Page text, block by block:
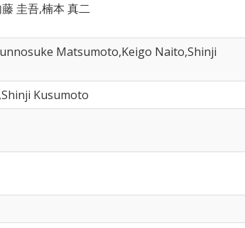
圭吾,楠本 真二
Matsumoto,Keigo Naito,Shinji
Kusumoto